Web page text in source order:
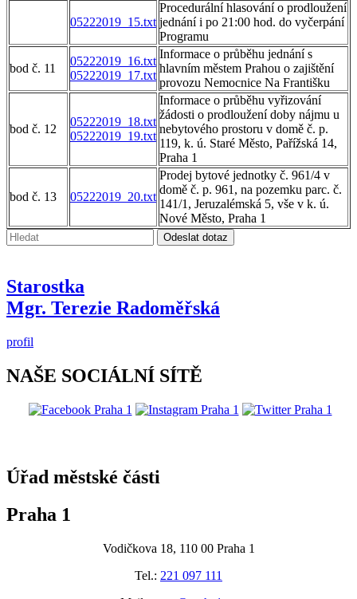
05222019_15.txt
Procedurální hlasování o prodloužení
jednání i po 21:00 hod. do vyčerpání
Programu
bod č. 11
05222019_16.txt
05222019_17.txt
Informace o průběhu jednání s
hlavním městem Prahou o zajištění
provozu Nemocnice Na Františku
bod č. 12
05222019_18.txt
05222019_19.txt
Informace o průběhu vyřizování
žádosti o prodloužení doby nájmu u
nebytového prostoru v domě č. p.
119, k. ú. Staré Město, Pařížská 14,
Praha 1
bod č. 13 05222019_20.txt
Prodej bytové jednotky č. 961/4 v
domě č. p. 961, na pozemku parc. č.
141/1, Jeruzalémská 5, vše v k. ú.
Nové Město, Praha 1
Vyhledávání:
Odeslat dotaz
Starostka
Mgr. Terezie Radoměřská
profil
NAŠE SOCIÁLNÍ SÍTĚ
Úřad městské části
Praha 1
Vodičkova 18, 110 00 Praha 1
Tel.: 221 097 111